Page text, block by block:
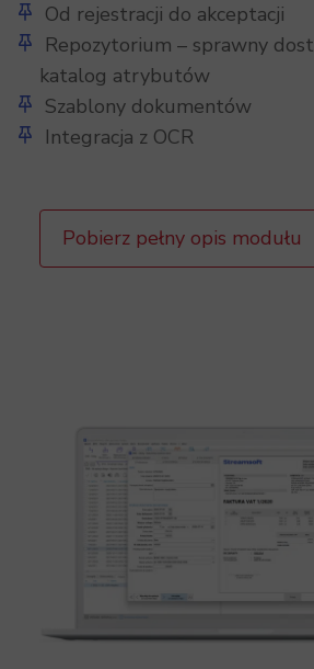
Od rejestracji do akceptacji
Repozytorium – sprawny
katalog atrybutów
Szablony dokumentów
Integracja z OCR
Pobierz pełny opis modułu